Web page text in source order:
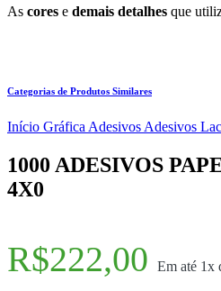
As cores e demais detalhes que
Categorias de Produtos Similares
Início Gráfica Adesivos Adesivos
1000 ADESIVOS
4X0
R$222,00 Em até 1x